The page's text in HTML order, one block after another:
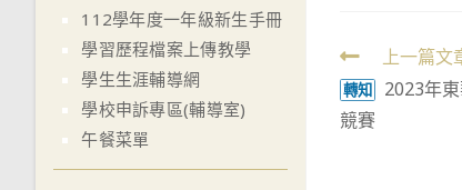
Read
more
articles
上一篇文
轉知
2023年
競賽
112學年度一年級新生手冊
學習歷程檔案上傳教學
學生生涯輔導網
學校申訴專區(輔導室)
午餐菜單